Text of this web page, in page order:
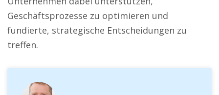
Geschäftsprozesse zu optimieren und
fundierte, strategische Entscheidungen zu
treffen.